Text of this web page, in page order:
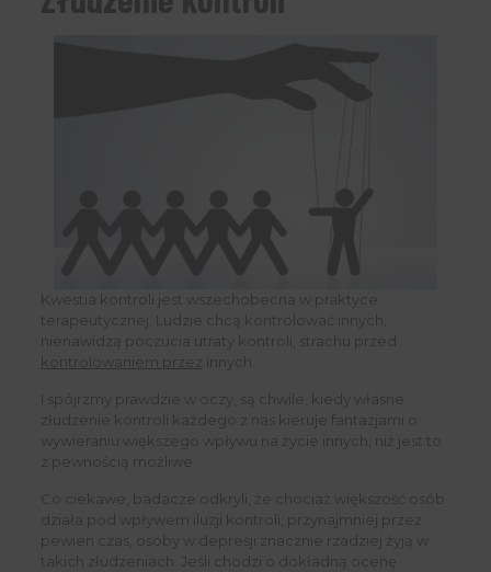
Kwestia kontroli jest wszechobecna w praktyce
terapeutycznej. Ludzie chcą kontrolować innych,
nienawidzą poczucia utraty kontroli, strachu przed
kontrolowaniem przez innych.
I spójrzmy prawdzie w oczy, są chwile, kiedy własne
złudzenie kontroli każdego z nas kieruje fantazjami o
wywieraniu większego wpływu na życie innych, niż jest to
z pewnością możliwe.
Co ciekawe, badacze odkryli, że chociaż większość osób
działa pod wpływem iluzji kontroli, przynajmniej przez
pewien czas, osoby w depresji znacznie rzadziej żyją w
takich złudzeniach. Jeśli chodzi o dokładną ocenę